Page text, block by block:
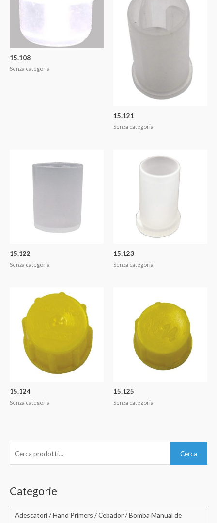
15.108
Senza categoria
15.121
Senza categoria
15.122
Senza categoria
15.123
Senza categoria
15.124
Senza categoria
15.125
Senza categoria
c
Cerca
Categorie
Adescatori / Hand Primers / Cebador / Bomba Manual de